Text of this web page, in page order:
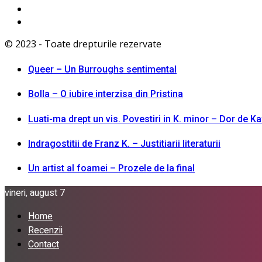
© 2023 - Toate drepturile rezervate
Queer – Un Burroughs sentimental
Bolla – O iubire interzisa din Pristina
Luati-ma drept un vis. Povestiri in K. minor – Dor de
Indragostitii de Franz K. – Justitiarii literaturii
Un artist al foamei – Prozele de la final
vineri, august 7
Home
Recenzii
Contact